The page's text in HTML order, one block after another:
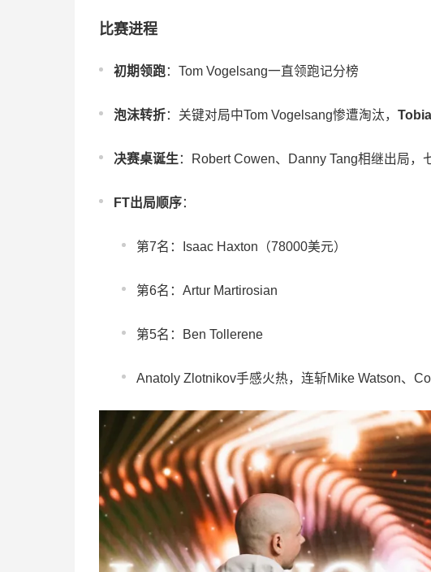
比赛进程
初期领跑：Tom Vogelsang一直领跑记分榜
泡沫转折：关键对局中Tom Vogelsang惨遭淘汰，
决赛桌诞生：Robert Cowen、Danny Tang相继出局，
FT出局顺序：
第7名：Isaac Haxton（78000美元）
第6名：Artur Martirosian
第5名：Ben Tollerene
Anatoly Zlotnikov手感火热，连斩Mike Watson、